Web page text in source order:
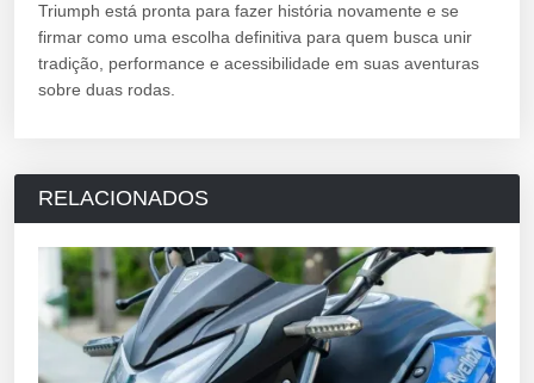
Triumph está pronta para fazer história novamente e se
firmar como uma escolha definitiva para quem busca unir
tradição, performance e acessibilidade em suas aventuras
sobre duas rodas.
RELACIONADOS